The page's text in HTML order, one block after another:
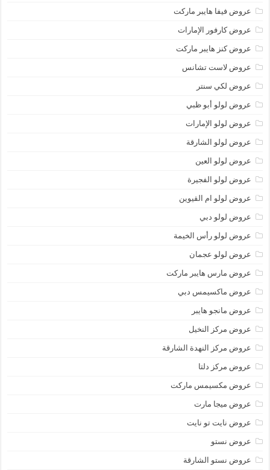
عروض فيفا هايبر ماركت
عروض كارفور الإمارات
عروض كنز هايبر ماركت
عروض لاست تشانس
عروض لكي سنتر
عروض لولو أبو ظبي
عروض لولو الإمارات
عروض لولو الشارقة
عروض لولو العين
عروض لولو الفجيرة
عروض لولو ام القيوين
عروض لولو دبي
عروض لولو رأس الخيمة
عروض لولو عجمان
عروض مارس هايبر ماركت
عروض ماكسيمس دبي
عروض مانجو هايبر
عروض مركز النخيل
عروض مركز النهدة الشارقة
عروض مركز دلتا
عروض مكسيمس ماركت
عروض ميجا مارت
عروض نايت تو نايت
عروض نستو
عروض نستو الشارقة